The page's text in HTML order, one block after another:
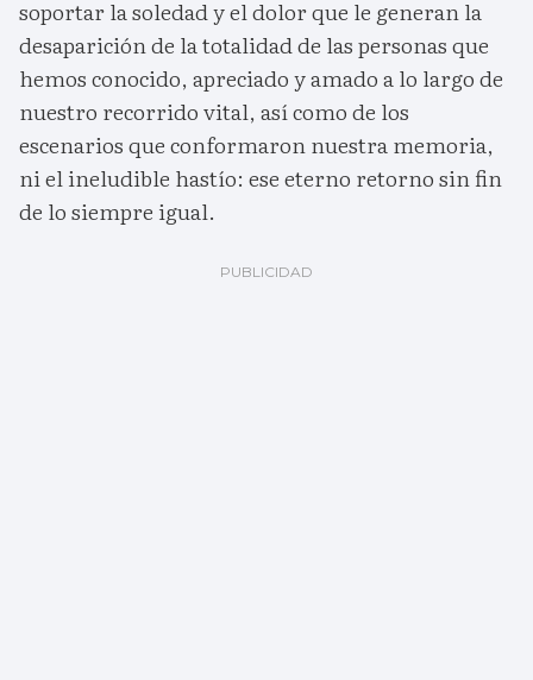
soportar la soledad y el dolor que le generan la
desaparición de la totalidad de las personas que
hemos conocido, apreciado y amado a lo largo de
nuestro recorrido vital, así como de los
escenarios que conformaron nuestra memoria,
ni el ineludible hastío: ese eterno retorno sin fin
de lo siempre igual.